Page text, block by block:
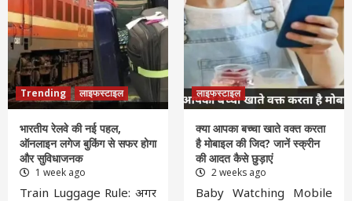
Trending लाइफस्टाइल
भारतीय रेलवे की नई पहल,
ऑनलाइन लगेज बुकिंग से सफर होगा
और सुविधाजनक
1 week ago
Train Luggage Rule: अगर
लाइफस्टाइल
क्या आपका बच्चा खाते वक्त करता
है मोबाइल की जिद? जानें स्क्रीन
की आदत कैसे छुड़ाएं
2 weeks ago
Baby Watching Mobile